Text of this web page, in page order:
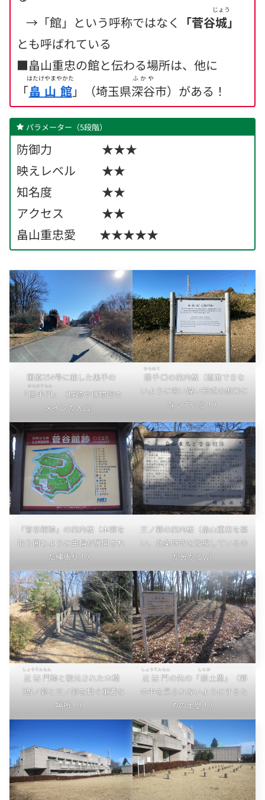
→「館」という呼称ではなく
「菅谷城
じょう
」
とも呼ばれている
■畠山重忠の館と伝わる場所は、他に
「畠山館
はたけやまやかた
」（埼玉県深谷
ふかや
市）がある ！
パラメーター（5段階）
防御力 ★★★
映えレベル ★★
知名度 ★★
アクセス ★★
畠山重忠愛 ★★★★★
国道254号に面した裏手の
「搦手門
からめてもん
」（城跡や博物館の
メインの入口）
搦手
からめて
口の案内板（直進できな
いように喰い違い形式の虎口に
なっている！）
「菅谷館跡」の案内板（本郭を
取り囲むように曲輪が展開され
た縄張り！）
三ノ郭の案内板（畠山重忠を慕
い、北条時政を敵視しているの
が分かるw）
正拈門
しょうてんもん
跡と復元された木橋
（西ノ郭と三ノ郭を繋ぐ重要な
場所！）
正拈門
しょうてんもん
の先の「蔀
しとみ
土塁」（郭
の中を見られないようにするた
めの土塁！）